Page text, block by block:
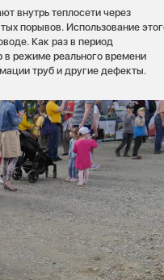
внутрь теплосети через
порывов. Использование
Как раз в период
в режиме реального времени
труб и другие дефекты.